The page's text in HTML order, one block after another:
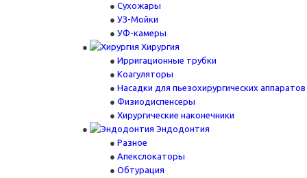
Сухожары
УЗ-Мойки
УФ-камеры
Хирургия
Ирригационные трубки
Коагуляторы
Насадки для пьезохирургических аппаратов
Физиодиспенсеры
Хирургические наконечники
Эндодонтия
Разное
Апекслокаторы
Обтурация